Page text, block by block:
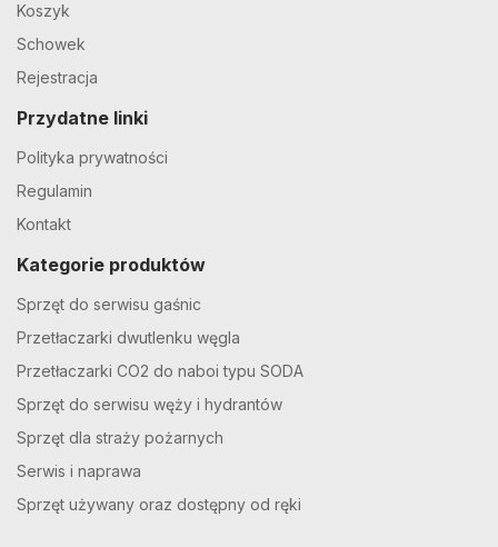
Koszyk
Schowek
Rejestracja
Przydatne linki
Polityka prywatności
Regulamin
Kontakt
Kategorie produktów
Sprzęt do serwisu gaśnic
Przetłaczarki dwutlenku węgla
Przetłaczarki CO2 do naboi typu SODA
Sprzęt do serwisu węży i hydrantów
Sprzęt dla straży pożarnych
Serwis i naprawa
Sprzęt używany oraz dostępny od ręki